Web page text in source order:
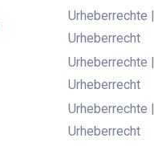
Urheberrechte |
Urheberrecht
Urheberrechte |
Urheberrecht
Urheberrechte |
Urheberrecht